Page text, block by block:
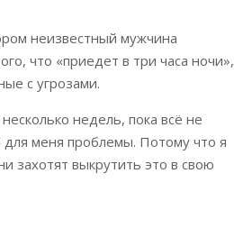
неизвестный мужчина
что «приедет в три часа ночи»,
с угрозами.
недель, пока всё не
меня проблемы. Потому что я
захотят выкрутить это в свою